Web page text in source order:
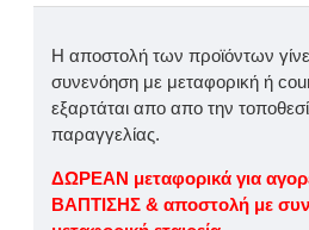
Η αποστολή των προϊόντων
συνενόηση με μεταφορική ή
εξαρτάται απο απο την
παραγγελίας.
ΔΩΡΕΑΝ μεταφορικά για
ΒΑΠΤΙΣΗΣ & αποστολή με